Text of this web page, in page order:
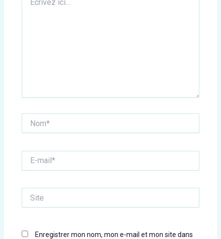
ici…
mail*
Enregistrer mon nom, mon e-mail et mon site dans